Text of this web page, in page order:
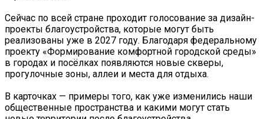
Сейчас по всей стране проходит голосование за дизайн-
проекты благоустройства, которые могут быть
реализованы уже в 2027 году. Благодаря федеральному
проекту «Формирование комфортной городской среды»
в городах и посёлках появляются новые скверы,
прогулочные зоны, аллеи и места для отдыха.
В карточках — примеры того, как уже изменились наши
общественные пространства и какими могут стать